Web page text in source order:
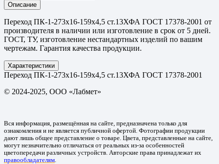
Описание
Переход ПК-1-273х16-159х4,5 ст.13ХФА ГОСТ 17378-2001 от
производителя в наличии или изготовление в срок от 5 дней.
ГОСТ, ТУ, изготовление нестандартных изделий по вашим
чертежам. Гарантия качества продукции.
Характеристики
Переход ПК-1-273х16-159х4,5 ст.13ХФА ГОСТ 17378-2001
© 2024-2025, ООО «Лабмет»
Вся информация, размещённая на сайте, предназначена только для
ознакомления и не является публичной офертой. Фотографии продукции
дают лишь общее представление о товаре. Цвета, представленные на сайте,
могут незначительно отличаться от реальных из-за особенностей
цветопередачи различных устройств. Авторские права принадлежат их
правообладателям